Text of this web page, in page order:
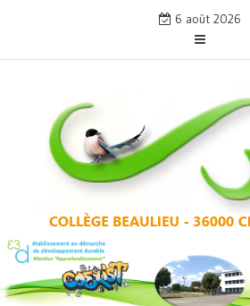
content
6 août 2026
COLLÈGE